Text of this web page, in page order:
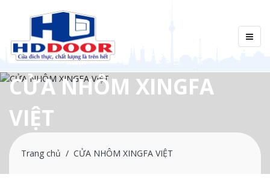
CỬA NHÔM XINGFA
VIỆT
Trang chủ CỬA NHÔM XINGFA VIỆT